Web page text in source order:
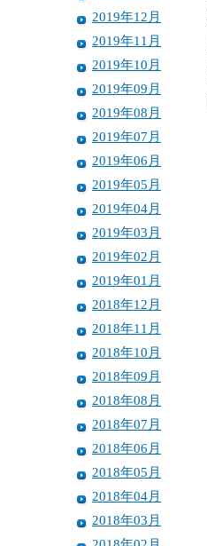
2019年12月
2019年11月
2019年10月
2019年09月
2019年08月
2019年07月
2019年06月
2019年05月
2019年04月
2019年03月
2019年02月
2019年01月
2018年12月
2018年11月
2018年10月
2018年09月
2018年08月
2018年07月
2018年06月
2018年05月
2018年04月
2018年03月